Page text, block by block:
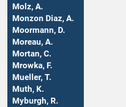
Molz, A.
Monzon Diaz, A.
Moormann, D.
Moreau, A.
Mortan, C.
Mrowka, F.
Mueller, T.
Muth, K.
Myburgh, R.